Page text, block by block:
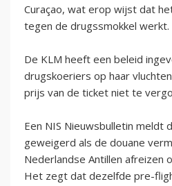
Curaçao, wat erop wijst dat
tegen de drugssmokkel werkt.
De KLM heeft een beleid
drugskoeriers op haar
prijs van de ticket niet te
Een NIS Nieuwsbulletin meldt
geweigerd als de douane
Nederlandse Antillen afreizen
Het zegt dat dezelfde pre-